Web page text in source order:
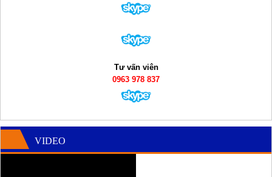
Tư vấn viên
0963 978 837
VIDEO